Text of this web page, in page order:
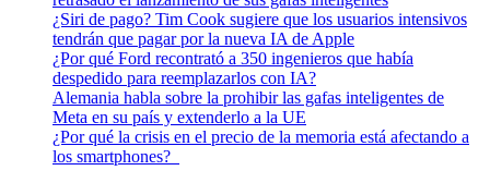
¿Siri de pago? Tim Cook sugiere que los usuarios intensivos
tendrán que pagar por la nueva IA de Apple
¿Por qué Ford recontrató a 350 ingenieros que había
despedido para reemplazarlos con IA?
Alemania habla sobre la prohibir las gafas inteligentes de
Meta en su país y extenderlo a la UE
¿Por qué la crisis en el precio de la memoria está afectando a
los smartphones?